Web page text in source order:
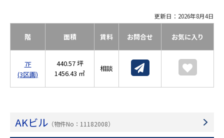
更新日：2026年8月4日
階 面積 賃料 お問合せ お気に入り
7F
(3区画)
440.57 坪
1456.43 ㎡
相談
AKビル （物件No：11182008）